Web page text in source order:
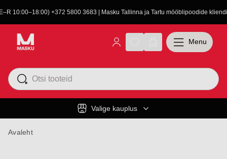
10:00–18:00) +372 5800 3683 | Masku Tallinna ja Tartu mööblipoodide
Valige kauplus
Menu
Avaleht